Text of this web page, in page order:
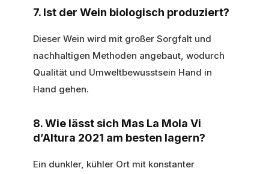
7. Ist der Wein biologisch produziert?
Dieser Wein wird mit großer Sorgfalt und
nachhaltigen Methoden angebaut, wodurch
Qualität und Umweltbewusstsein Hand in
Hand gehen.
8. Wie lässt sich Mas La Mola Vi
d’Altura 2021 am besten lagern?
Ein dunkler, kühler Ort mit konstanter